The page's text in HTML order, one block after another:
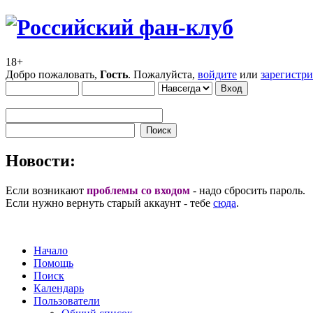
18+
Добро пожаловать, Гость. Пожалуйста, войдите или
Новости:
Если возникают проблемы со входом - надо сбросить пароль.
Если нужно вернуть старый аккаунт - тебе сюда.
Начало
Помощь
Поиск
Календарь
Пользователи